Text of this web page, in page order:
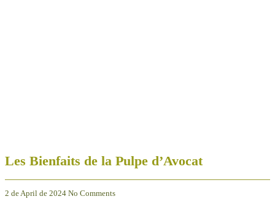
Les Bienfaits de la Pulpe d’Avocat
2 de April de 2024 No Comments